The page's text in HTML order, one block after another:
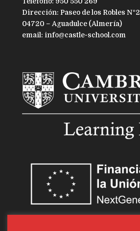
Dirección: Paseo de los Robles Nº2
04720 – Aguadulce (Almería)
email: info@castle-school.com